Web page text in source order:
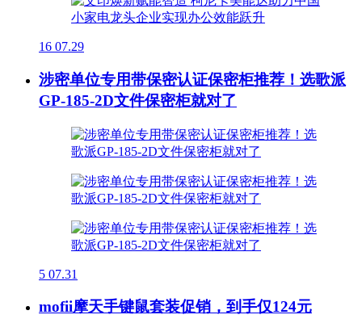
16 07.29
涉密单位专用带保密认证保密柜推荐！选歌派
GP-185-2D文件保密柜就对了
5 07.31
mofii摩天手键鼠套装促销，到手仅124元